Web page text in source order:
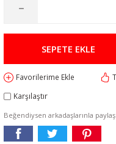
SEPETE EKLE
Karşılaştır
Beğendiysen arkadaşlarınla